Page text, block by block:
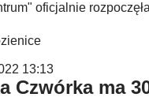
oficjalnie
13:13
Czwórka ma